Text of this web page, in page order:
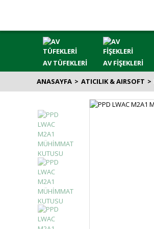
AV TÜFEKLERİ AV FİŞEKLERİ
ANASAYFA
ATICILIK & AIRSOFT